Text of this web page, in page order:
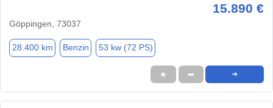
15.890 €
Göppingen, 73037
28.400 km Benzin 53 kw (72 PS)
★ ➦ ➜